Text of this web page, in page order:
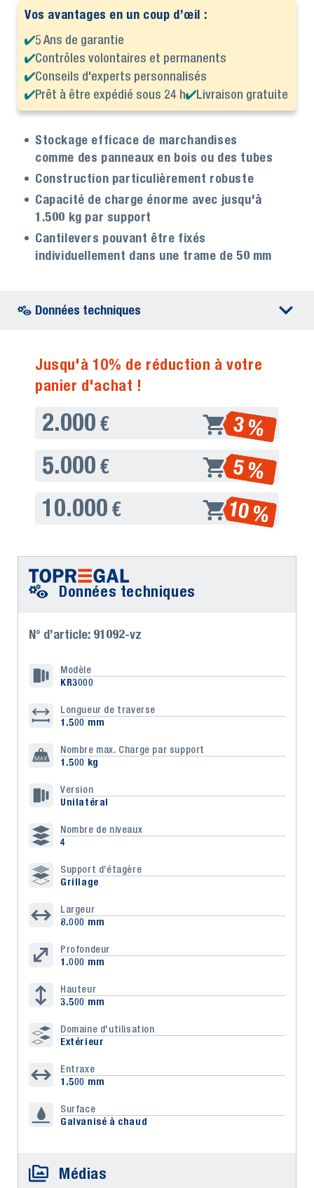
Vos avantages en un coup d’œil :
5 Ans de garantie
Contrôles volontaires et permanents
Conseils d'experts personnalisés
Prêt à être expédié sous 24 h
Livraison gratuite
Stockage efficace de marchandises
comme des panneaux en bois ou des tubes
Construction particulièrement robuste
Capacité de charge énorme avec jusqu'à
1.500 kg par support
Cantilevers pouvant être fixés
individuellement dans une trame de 50 mm
Données techniques
Jusqu'à 10% de réduction à votre
panier d'achat !
2.000 € 3 %
5.000 € 5 %
10.000 € 10 %
Données techniques
N° d’article: 91092-vz
Modèle
KR3000
Longueur de traverse
1.500 mm
Nombre max. Charge par support
1.500 kg
Version
Unilatéral
Nombre de niveaux
4
Support d’étagère
Grillage
Largeur
8.000 mm
Profondeur
1.000 mm
Hauteur
3.500 mm
Domaine d'utilisation
Extérieur
Entraxe
1.500 mm
Surface
Galvanisé à chaud
Médias